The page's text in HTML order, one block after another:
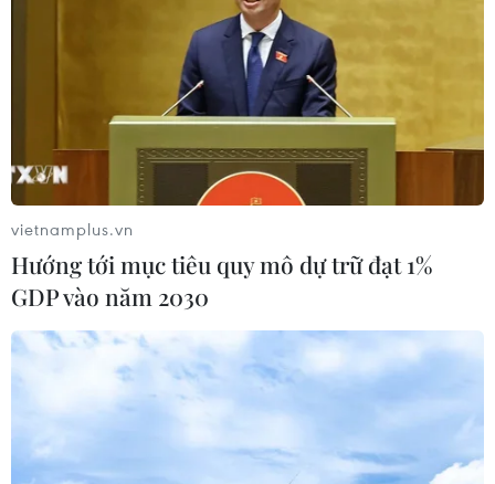
Quang không vi phạm quy chế
Thi công trở lại dự án sửa chữa Quốc
lộ 30 sau phản ánh của TTXVN
06/08/2026 09:42
Hà Nội tăng tốc thi công
đường Vành đai 1 đoạn Hoàng Cầu-
Voi Phục
06/08/2026 09:07
Giám đốc Công ty cổ phần Mekolor
vietnamplus.vn
Hướng tới mục tiêu quy mô dự trữ đạt 1%
GDP vào năm 2030